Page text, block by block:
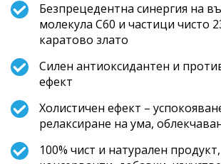
Безпрецедентна синергия на
молекула C60 и частици чисто
каратово злато
Силен антиоксидантен и
ефект
Холистичен ефект –
релаксиране на ума,
100% чист и натурален